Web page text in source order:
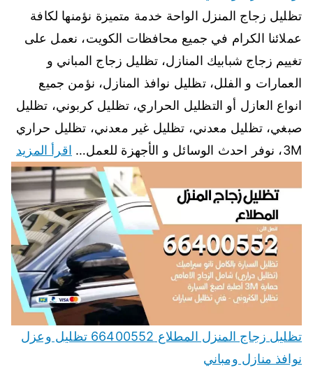
تظليل زجاج المنزل الواحة خدمة متميزة نؤمنها لكافة
عملائنا الكرام في جميع محافظات الكويت، نعمل على
تغييم زجاج شبابيك المنازل، تظليل زجاج المباني و
العمارات و الفلل، تظليل نوافذ المنازل، نؤمن جميع
انواع العازل أو التظليل الحراري، تظليل كربوني، تظليل
صبغي، تظليل معدني، تظليل غير معدني، تظليل حراري
3M، نوفر احدث الوسائل و الأجهزة للعمل…
اقرأ المزيد
تظليل زجاج المنزل المطلاع 66400552 تظليل وعزل
نوافذ منازل ومباني